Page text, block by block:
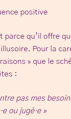
positive
parce qu’il offre
Pour la
» que le
:
pas mes
ou jugé·e »